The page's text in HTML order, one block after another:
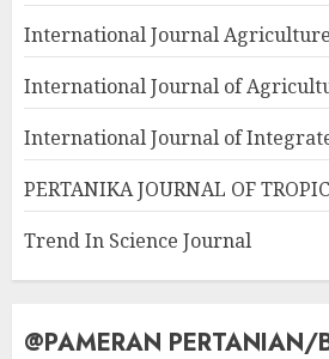
International Journal
International Journal of
International Journal of
PERTANIKA JOURNAL OF
Trend In Science Journal
@PAMERAN PERTANIAN/